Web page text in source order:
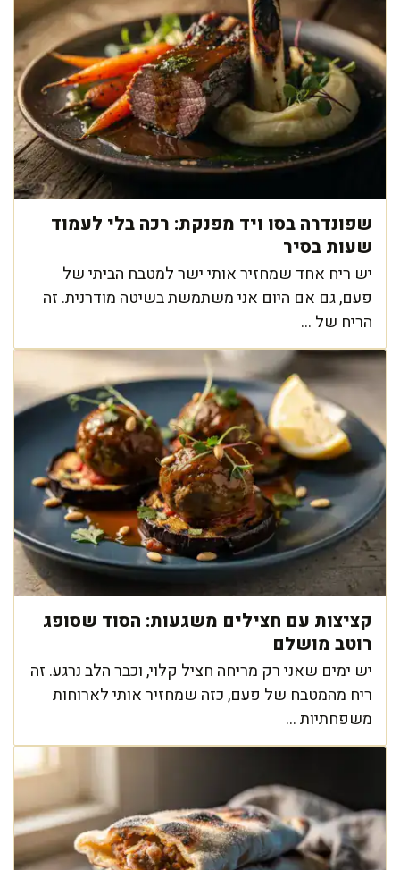
שפונדרה בסו ויד מפנקת: רכה בלי לעמוד
שעות בסיר
יש ריח אחד שמחזיר אותי ישר למטבח הביתי של
פעם, גם אם היום אני משתמשת בשיטה מודרנית. זה
הריח של ...
קציצות עם חצילים משגעות: הסוד שסופג
רוטב מושלם
יש ימים שאני רק מריחה חציל קלוי, וכבר הלב נרגע. זה
ריח מהמטבח של פעם, כזה שמחזיר אותי לארוחות
משפחתיות ...